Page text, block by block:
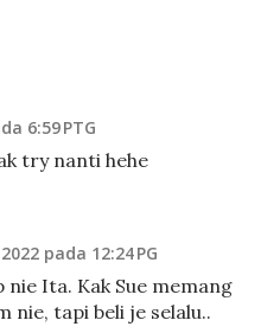
6:59 PTG
try nanti hehe
pada 12:24 PG
nie Ita. Kak Sue memang
nie, tapi beli je selalu..